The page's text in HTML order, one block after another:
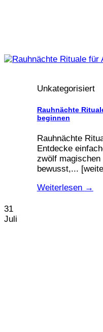
Unkategorisiert
Rauhnächte
beginnen
Rauhnächte
Entdecke
zwölf
bewusst,...
Weiterlesen →
31
Juli